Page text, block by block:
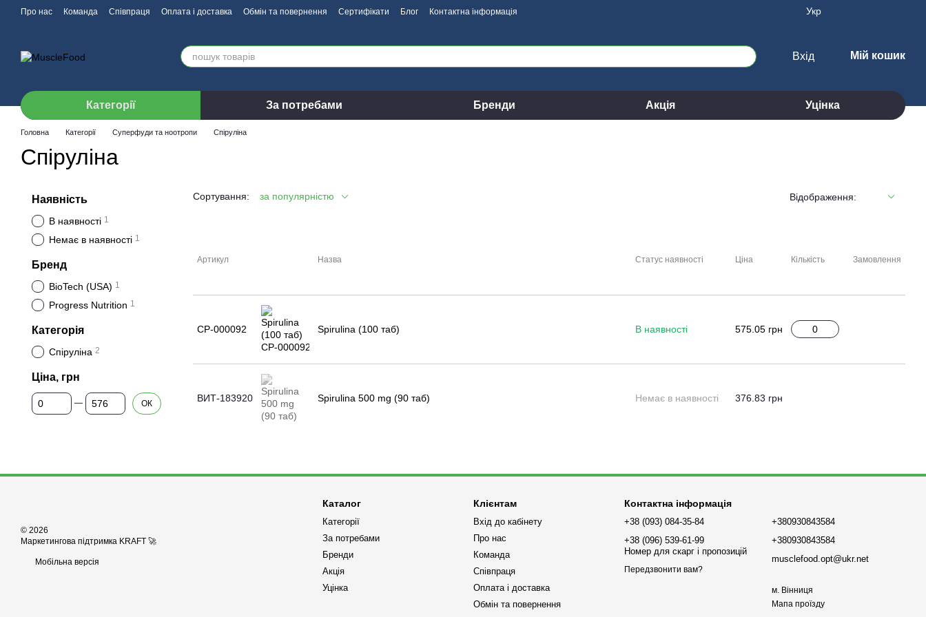
Перейти до основного контенту
Про нас Команда Співпраця Оплата і доставка Обмін та повернення Сертифікати Блог Контактна інформація Укр
Вхід Мій кошик
Категорії За потребами Бренди Акція Уцінка
Головна Категорії Суперфуди та ноотропи Спіруліна
Спіруліна
Сортування: за популярністю Відображення:
Артикул Назва Статус наявності Ціна Кількість Замовлення
СР-000092 Spirulina (100 таб) В наявності 575.05 грн
ВИТ-183920 Spirulina 500 mg (90 таб) Немає в наявності 376.83 грн
Наявність
В наявності 1
Немає в наявності 1
Бренд
BioTech (USA) 1
Progress Nutrition 1
Категорія
Спіруліна 2
Ціна, грн
Від Ціна, грн
До Ціна, грн ОК
© 2026
Маркетингова підтримка KRAFT 🚀
Мобільна версія
Каталог
Категорії
За потребами
Бренди
Акція
Уцінка
Клієнтам
Вхід до кабінету
Про нас
Команда
Співпраця
Оплата і доставка
Обмін та повернення
Контактна інформація
+38 (093) 084-35-84
+38 (096) 539-61-99
Номер для скарг і пропозицій
Передзвонити вам?
+380930843584
+380930843584
musclefood.opt@ukr.net
м. Вінниця
Мапа проїзду